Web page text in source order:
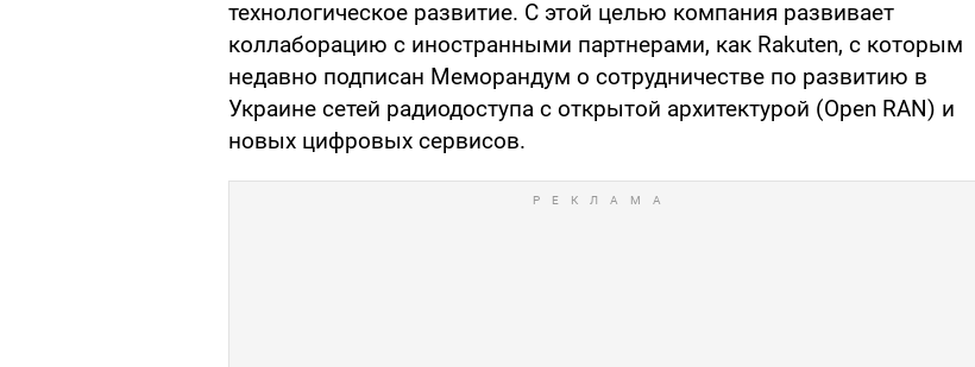
технологическое развитие. С этой целью компания развивает
коллаборацию с иностранными партнерами, как Rakuten, с которым
недавно подписан Меморандум о сотрудничестве по развитию в
Украине сетей радиодоступа с открытой архитектурой (Open RAN) и
новых цифровых сервисов.